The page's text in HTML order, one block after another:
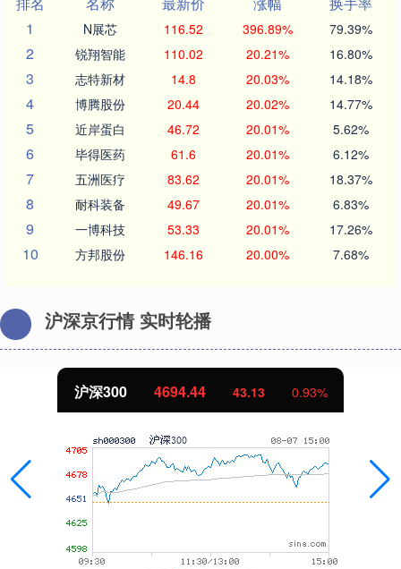
1
N展芯 116.52 396.89% 79.39%
2 锐翔智能 110.02 20.21% 16.80%
3 志特新材 14.8 20.03% 14.18%
4 博腾股份 20.44 20.02% 14.77%
5 近岸蛋白 46.72 20.01% 5.62%
6 毕得医药 61.6 20.01% 6.12%
7 五洲医疗 83.62 20.01% 18.37%
8 耐科装备 49.67 20.01% 6.83%
9 一博科技 53.33 20.01% 17.26%
10 方邦股份 146.16 20.00% 7.68%
沪深京行情 实时轮播
沪深300 4694.44 43.13 0.93%